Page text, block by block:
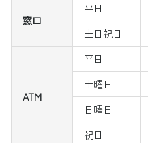
窓口
平日
土日祝日
ATM
平日
土曜日
日曜日
祝日